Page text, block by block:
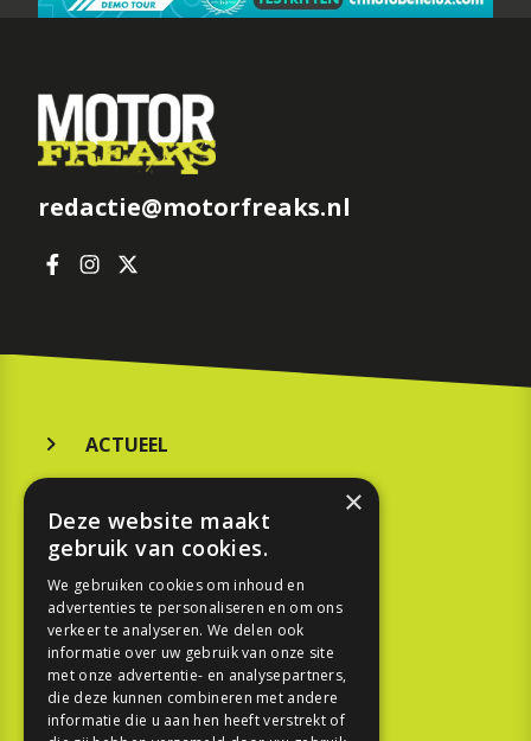
redactie@motorfreaks.nl
ACTUEEL
KOOPGIDS
TESTEN
SPORT
REPORTAGE
×
Deze website maakt
gebruik van cookies.
We gebruiken cookies om inhoud en
advertenties te personaliseren en om ons
verkeer te analyseren. We delen ook
informatie over uw gebruik van onze site
met onze advertentie- en analysepartners,
die deze kunnen combineren met andere
informatie die u aan hen heeft verstrekt of